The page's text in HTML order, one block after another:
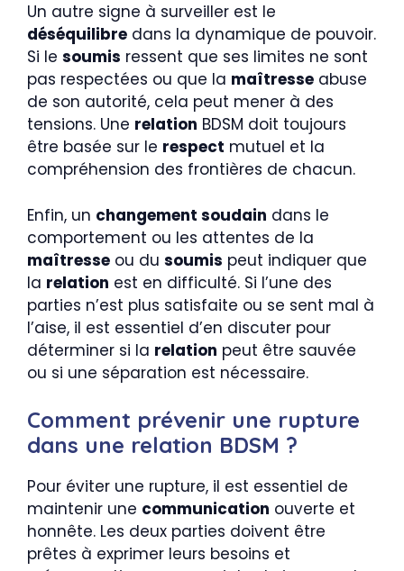
Un autre signe à surveiller est le
déséquilibre dans la dynamique de pouvoir.
Si le soumis ressent que ses limites ne sont
pas respectées ou que la maîtresse abuse
de son autorité, cela peut mener à des
tensions. Une relation BDSM doit toujours
être basée sur le respect mutuel et la
compréhension des frontières de chacun.
Enfin, un changement soudain dans le
comportement ou les attentes de la
maîtresse ou du soumis peut indiquer que
la relation est en difficulté. Si l’une des
parties n’est plus satisfaite ou se sent mal à
l’aise, il est essentiel d’en discuter pour
déterminer si la relation peut être sauvée
ou si une séparation est nécessaire.
Comment prévenir une rupture
dans une relation BDSM ?
Pour éviter une rupture, il est essentiel de
maintenir une communication ouverte et
honnête. Les deux parties doivent être
prêtes à exprimer leurs besoins et